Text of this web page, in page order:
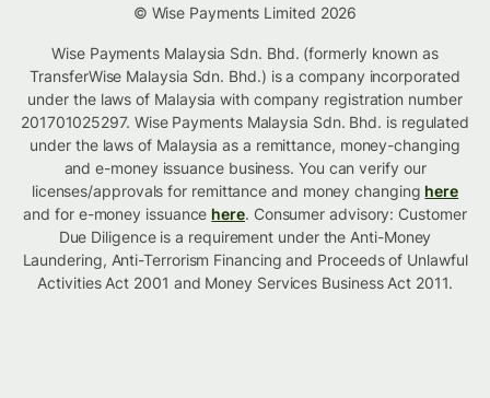
© Wise Payments Limited 2026
Wise Payments Malaysia Sdn. Bhd. (formerly known as
TransferWise Malaysia Sdn. Bhd.) is a company incorporated
under the laws of Malaysia with company registration number
201701025297. Wise Payments Malaysia Sdn. Bhd. is regulated
under the laws of Malaysia as a remittance, money-changing
and e-money issuance business. You can verify our
licenses/approvals for remittance and money changing here
and for e-money issuance here. Consumer advisory: Customer
Due Diligence is a requirement under the Anti-Money
Laundering, Anti-Terrorism Financing and Proceeds of Unlawful
Activities Act 2001 and Money Services Business Act 2011.